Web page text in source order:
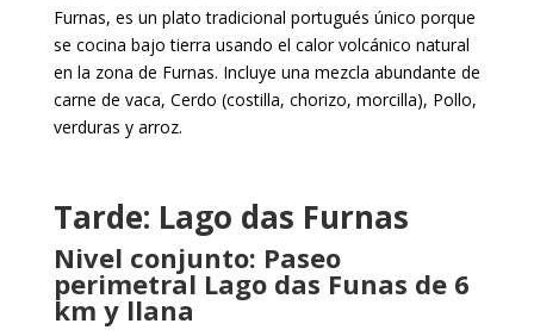
Furnas, es un plato tradicional portugués único porque
se cocina bajo tierra usando el calor volcánico natural
en la zona de Furnas. Incluye una mezcla abundante de
carne de vaca, Cerdo (costilla, chorizo, morcilla), Pollo,
verduras y arroz.
Tarde: Lago das Furnas
Nivel conjunto: Paseo
perimetral Lago das Funas de 6
km y llana